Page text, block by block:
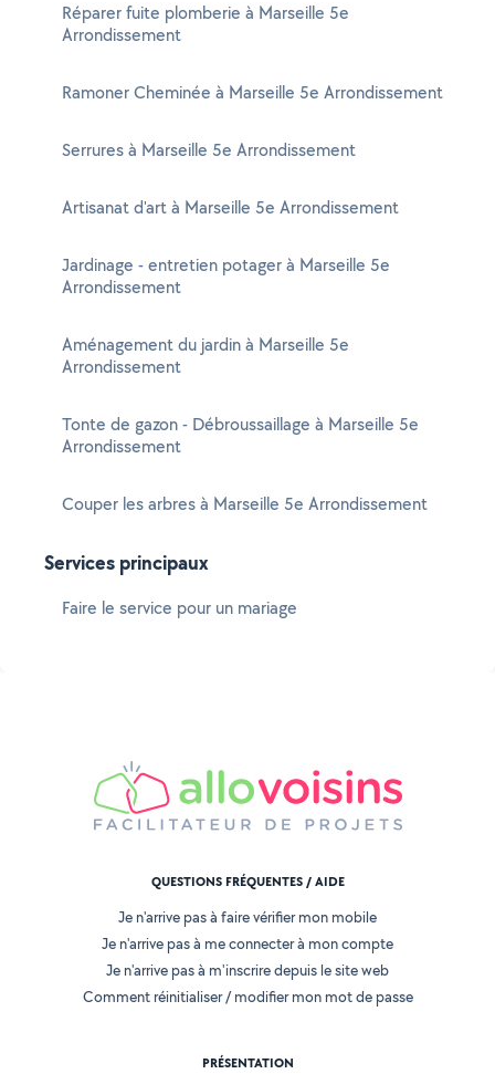
Réparer fuite plomberie à Marseille 5e
Arrondissement
Ramoner Cheminée à Marseille 5e Arrondissement
Serrures à Marseille 5e Arrondissement
Artisanat d'art à Marseille 5e Arrondissement
Jardinage - entretien potager à Marseille 5e
Arrondissement
Aménagement du jardin à Marseille 5e
Arrondissement
Tonte de gazon - Débroussaillage à Marseille 5e
Arrondissement
Couper les arbres à Marseille 5e Arrondissement
Services principaux
Faire le service pour un mariage
QUESTIONS FRÉQUENTES / AIDE
Je n'arrive pas à faire vérifier mon mobile
Je n'arrive pas à me connecter à mon compte
Je n'arrive pas à m'inscrire depuis le site web
Comment réinitialiser / modifier mon mot de passe
PRÉSENTATION